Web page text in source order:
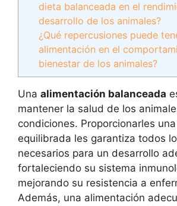
dieta balanceada en el
desarrollo de los animales?
¿Qué repercusiones puede
alimentación en el
bienestar de los animales?
Una alimentación balanceada
mantener la salud de los
condiciones. Proporcionarles
equilibrada les garantiza todos
necesarios para un desarrollo
fortaleciendo su sistema
mejorando su resistencia a
Además, una alimentación